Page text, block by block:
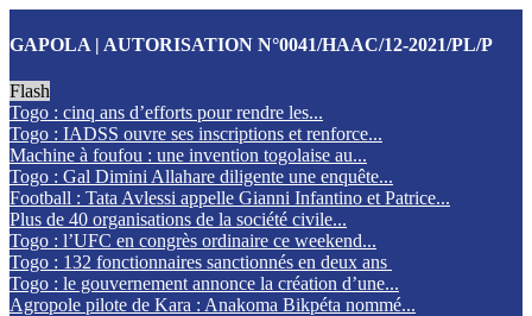
GAPOLA | AUTORISATION N°0041/HAAC/12-2021/PL/P
Flash
Togo : cinq ans d’efforts pour rendre les...
Togo : IADSS ouvre ses inscriptions et renforce...
Machine à foufou : une invention togolaise au...
Togo : Gal Dimini Allahare diligente une enquête...
Football : Tata Avlessi appelle Gianni Infantino et Patrice...
Plus de 40 organisations de la société civile...
Togo : l’UFC en congrès ordinaire ce weekend...
Togo : 132 fonctionnaires sanctionnés en deux ans
Togo : le gouvernement annonce la création d’une...
Agropole pilote de Kara : Anakoma Bikpéta nommé...